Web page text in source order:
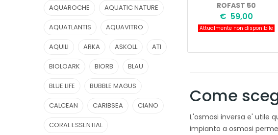
ROFAST 50
€ 59,00
Attualmente non disponibile
Come
L'osmosi inversa e' utile
impianto a osmosi
AQUAROCHE AQUATIC NATURE
AQUATLANTIS AQUAVITRO
AQUILI ARKA ASKOLL ATI
BIOLOARK BIORB BLAU
BLUE LIFE BUBBLE MAGUS
CALCEAN CARIBSEA CIANO
CORAL ESSENTIAL